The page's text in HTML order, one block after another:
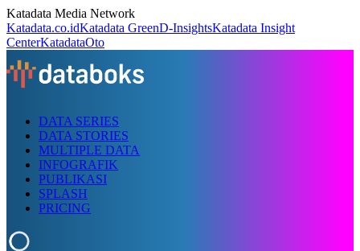
Katadata Media Network
Katadata.co.idKatadata GreenD-InsightsKatadata Insight
CenterKatadataOto
DATA SERIES
DATA STORIES
MULTIPLE DATA
INFOGRAFIK
PUBLIKASI
SPLASH
PRICING